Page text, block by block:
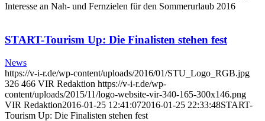
Interesse an Nah- und Fernzielen für den Sommerurlaub 2016
START-Tourism Up: Die Finalisten stehen fest
News
https://v-i-r.de/wp-content/uploads/2016/01/STU_Logo_RGB.jpg
326 466 VIR Redaktion https://v-i-r.de/wp-
content/uploads/2015/11/logo-website-vir-340-165-300x146.png
VIR Redaktion2016-01-25 12:41:072016-01-25 22:33:48START-
Tourism Up: Die Finalisten stehen fest